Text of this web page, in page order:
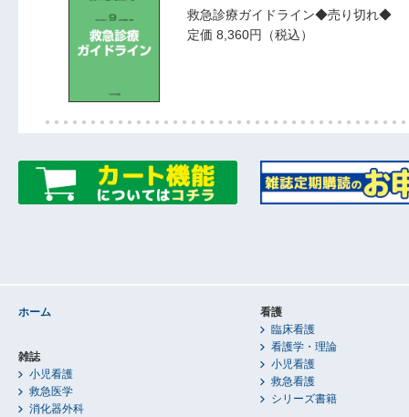
救急診療ガイドライン◆売り切れ◆
定価 8,360円（税込）
ホーム
雑誌
小児看護
救急医学
消化器外科
看護
臨床看護
看護学・理論
小児看護
救急看護
シリーズ書籍